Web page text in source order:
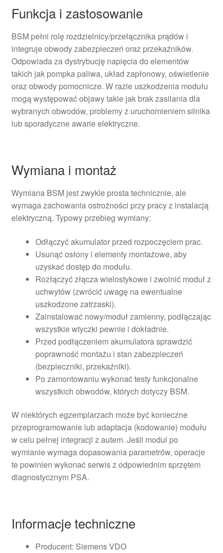
Funkcja i zastosowanie
BSM pełni rolę rozdzielnicy/przełącznika prądów i
integruje obwody zabezpieczeń oraz przekaźników.
Odpowiada za dystrybucję napięcia do elementów
takich jak pompka paliwa, układ zapłonowy, oświetlenie
oraz obwody pomocnicze. W razie uszkodzenia modułu
mogą występować objawy takie jak brak zasilania dla
wybranych obwodów, problemy z uruchomieniem silnika
lub sporadyczne awarie elektryczne.
Wymiana i montaż
Wymiana BSM jest zwykle prosta technicznie, ale
wymaga zachowania ostrożności przy pracy z instalacją
elektryczną. Typowy przebieg wymiany:
Odłączyć akumulator przed rozpoczęciem prac.
Usunąć osłony i elementy montażowe, aby
uzyskać dostęp do modułu.
Rozłączyć złącza wielostykowe i zwolnić moduł z
uchwytów (zwrócić uwagę na ewentualne
uszkodzone zatrzaski).
Zainstalować nowy/moduł zamienny, podłączając
wszystkie wtyczki pewnie i dokładnie.
Przed podłączeniem akumulatora sprawdzić
poprawność montażu i stan zabezpieczeń
(bezpieczniki, przekaźniki).
Po zamontowaniu wykonać testy funkcjonalne
wszystkich obwodów, których dotyczy BSM.
W niektórych egzemplarzach może być konieczne
przeprogramowanie lub adaptacja (kodowanie) modułu
w celu pełnej integracji z autem. Jeśli modul po
wymianie wymaga dopasowania parametrów, operacje
te powinien wykonać serwis z odpowiednim sprzętem
diagnostycznym PSA.
Informacje techniczne
Producent: Siemens VDO